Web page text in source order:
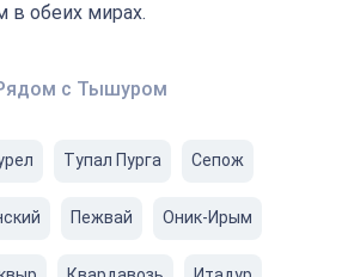
в обеих мирах.
с Тышуром
Тупал Пурга Сепож
Пежвай Оник-Ирым